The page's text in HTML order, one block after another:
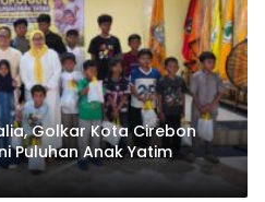
Golkar Kota Cirebon
Puluhan Anak Yatim